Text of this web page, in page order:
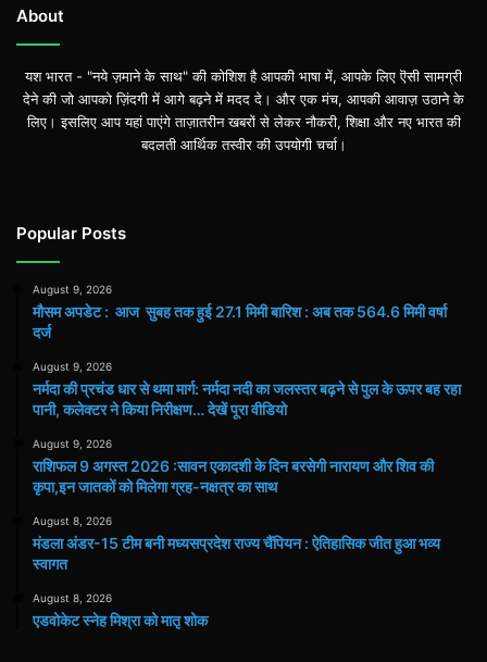
About
यश भारत - "नये ज़माने के साथ" की कोशिश है आपकी भाषा में, आपके लिए ऎसी सामग्री
देने की जो आपको ज़िंदगी में आगे बढ़ने में मदद दे। और एक मंच, आपकी आवाज़ उठाने के
लिए। इसलिए आप यहां पाएंगे ताज़ातरीन खबरों से लेकर नौकरी, शिक्षा और नए भारत की
बदलती आर्थिक तस्वीर की उपयोगी चर्चा।
Popular Posts
August 9, 2026
मौसम अपडेट : आज सुबह तक हुई 27.1 मिमी बारिश : अब तक 564.6 मिमी वर्षा
दर्ज
August 9, 2026
नर्मदा की प्रचंड धार से थमा मार्ग: नर्मदा नदी का जलस्तर बढ़ने से पुल के ऊपर बह रहा
पानी, कलेक्टर ने किया निरीक्षण… देखें पूरा वीडियो
August 9, 2026
राशिफल 9 अगस्त 2026 :सावन एकादशी के दिन बरसेगी नारायण और शिव की
कृपा,इन जातकों को मिलेगा ग्रह-नक्षत्र का साथ
August 8, 2026
मंडला अंडर-15 टीम बनी मध्यसप्रदेश राज्य चैंपियन : ऐतिहासिक जीत हुआ भव्य
स्वागत
August 8, 2026
एडवोकेट स्नेह मिश्रा को मातृ शोक